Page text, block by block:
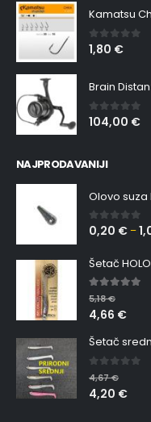
Kamatsu
0 out of 5
1,80 €
Brain
0out of 5
104,00 €
NAJPRODAVANIJI
Olovo suza
0 out of
0,20 € –
5.00out
5,18€
4,66 €
0 out of 5
4,67€
4,20 €